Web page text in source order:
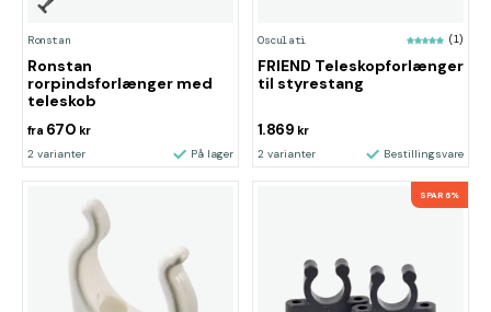
Ronstan
Ronstan
rorpindsforlænger med
teleskob
fra 670 kr
2 varianter På lager
Osculati (1)
FRIEND Teleskopforlænger
til styrestang
1.869 kr
2 varianter Bestillingsvare
SPAR 6%